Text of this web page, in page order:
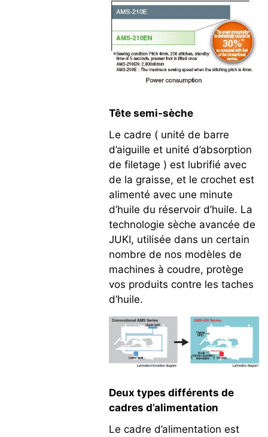
Tête semi-sèche
Le cadre ( unité de barre
d’aiguille et unité d’absorption
de filetage ) est lubrifié avec
de la graisse, et le crochet est
alimenté avec une minute
d’huile du réservoir d’huile. La
technologie sèche avancée de
JUKI, utilisée dans un certain
nombre de nos modèles de
machines à coudre, protège
vos produits contre les taches
d’huile.
Deux types différents de
cadres d’alimentation
Le cadre d’alimentation est